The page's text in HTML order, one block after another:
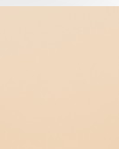
topsporters